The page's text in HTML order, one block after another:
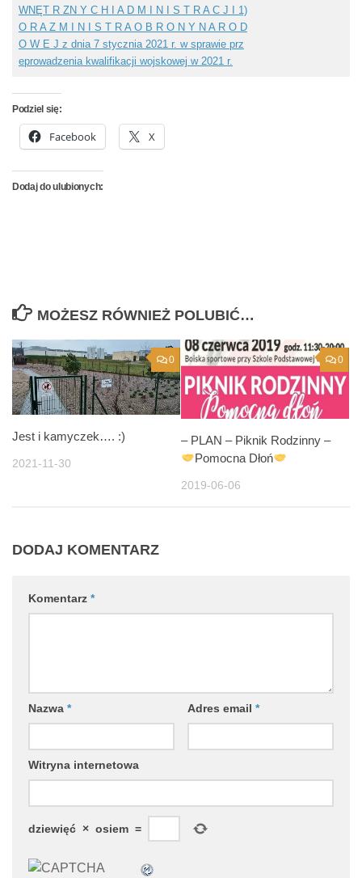
WNĘT R ZN Y C H I A D M I N I S T R A C J I 1)
O R A Z M I N I S T R A O B R O N Y N A R O D
O W E J z dnia 7 stycznia 2021 r. w sprawie prz
eprowadzenia kwalifikacji wojskowej w 2021 r.
Podziel się:
Facebook X
Dodaj do ulubionych:
MOŻESZ RÓWNIEŻ POLUBIĆ…
0
Jest i kamyczek…. :)
2021-11-30
0
– PLAN – Piknik Rodzinny –
Pomocna Dłoń
2019-06-06
DODAJ KOMENTARZ
Komentarz *
Nazwa * Adres email *
Witryna internetowa
dziewięć × osiem =